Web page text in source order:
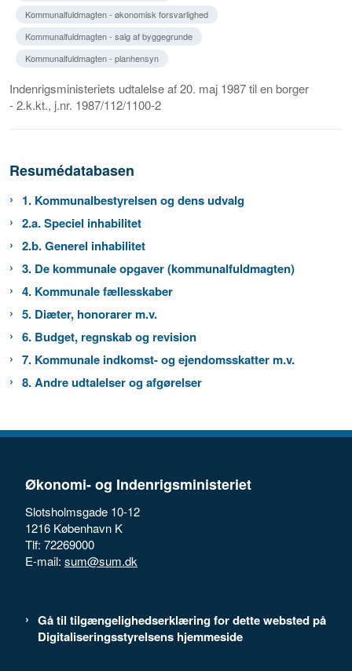
Kommunalfuldmagten - økonomisk forsvarlighed
Kommunalfuldmagten - salg af byggegrunde
Kommunalfuldmagten - planhensyn
Indenrigsministeriets udtalelse af 20. maj 1987 til en borger
- 2.k.kt., j.nr. 1987/112/1100-2
Resumédatabasen
1. Kommunalbestyrelsen og dens udvalg
2.a. Speciel inhabilitet
2.b. Generel inhabilitet
3. De kommunale opgaver (kommunalfuldmagten)
4. Kommunale fællesskaber
5. Diæter, honorarer m.v.
6. Budget, regnskab og revision
7. Kommunale indkomst- og ejendomsskatter m.v.
8. Andre udtalelser og afgørelser
Økonomi- og Indenrigsministeriet
Slotsholmsgade 10-12
1216 København K
Tlf: 72269000
E-mail: sum@sum.dk
Gå til tilgængelighedserklæring for dette websted på
Digitaliseringsstyrelsens hjemmeside